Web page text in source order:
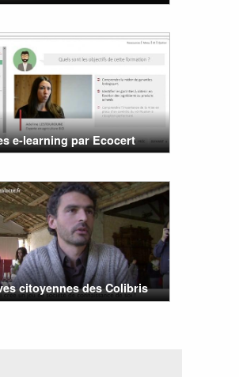
e-learning par Ecocert
citoyennes des Colibris